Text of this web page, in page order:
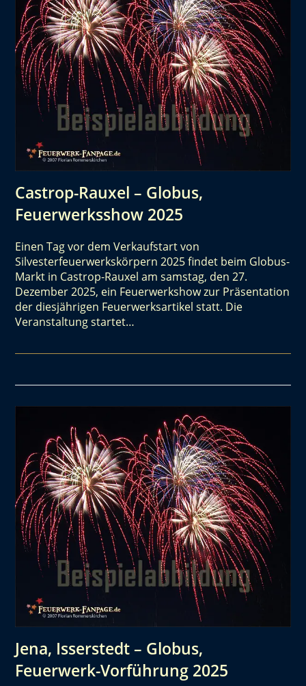
Castrop-Rauxel – Globus,
Feuerwerksshow 2025
Einen Tag vor dem Verkaufstart von
Silvesterfeuerwerkskörpern 2025 findet beim Globus-
Markt in Castrop-Rauxel am samstag, den 27.
Dezember 2025, ein Feuerwerkshow zur Präsentation
der diesjährigen Feuerwerksartikel statt. Die
Veranstaltung startet…
Jena, Isserstedt – Globus,
Feuerwerk-Vorführung 2025